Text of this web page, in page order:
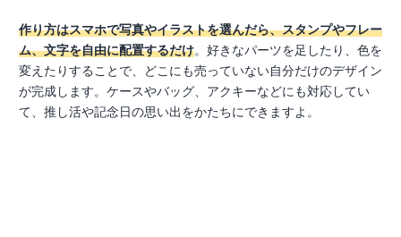
作り方はスマホで写真やイラストを選んだら、スタンプやフレー
ム、文字を自由に配置するだけ。好きなパーツを足したり、色を
変えたりすることで、どこにも売っていない自分だけのデザイン
が完成します。ケースやバッグ、アクキーなどにも対応してい
て、推し活や記念日の思い出をかたちにできますよ。